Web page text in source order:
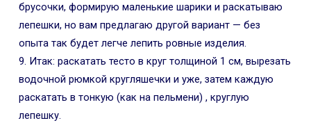
брусочки, формирую маленькие шарики и раскатываю
лепешки, но вам предлагаю другой вариант — без
опыта так будет легче лепить ровные изделия.
9. Итак: раскатать тесто в круг толщиной 1 см, вырезать
водочной рюмкой кругляшечки и уже, затем каждую
раскатать в тонкую (как на пельмени) , круглую
лепешку.